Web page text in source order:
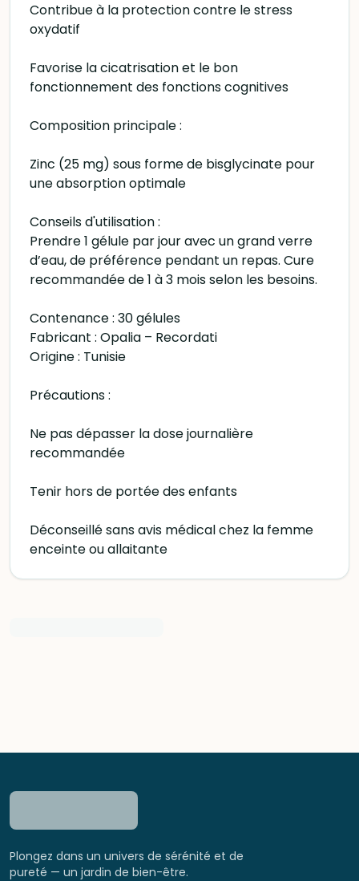
Contribue à la protection contre le stress
oxydatif
Favorise la cicatrisation et le bon
fonctionnement des fonctions cognitives
Composition principale :
Zinc (25 mg) sous forme de bisglycinate pour
une absorption optimale
Conseils d'utilisation :
Prendre 1 gélule par jour avec un grand verre
d’eau, de préférence pendant un repas. Cure
recommandée de 1 à 3 mois selon les besoins.
Contenance : 30 gélules
Fabricant : Opalia – Recordati
Origine : Tunisie
Précautions :
Ne pas dépasser la dose journalière
recommandée
Tenir hors de portée des enfants
Déconseillé sans avis médical chez la femme
enceinte ou allaitante
Plongez dans un univers de sérénité et de
pureté — un jardin de bien-être.